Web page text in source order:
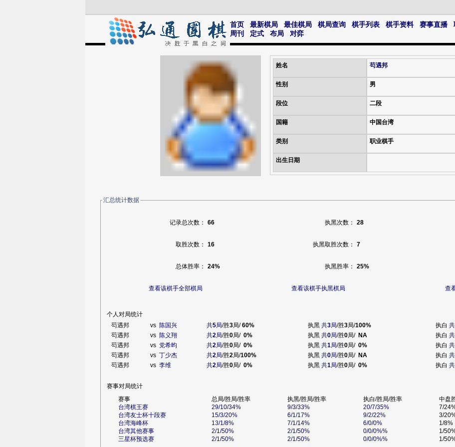
首页 最新棋局 最佳棋局 棋局查询 棋手列表 棋手资料 赛事直播
周刊
定式 布局 对弈
姓名 芶遇邦
性别 男
段位 二段
国籍 中国台湾
类别 职业棋手
出生日期
汇总统计数据
记录总次数： 66 执黑次数： 28
取胜次数： 16 执黑取胜次数： 7
总体胜率： 24% 执黑胜率： 25%
查看该棋手全部棋局 查看该棋手执黑棋局 查
个人对局统计
芶遇邦
vs 陈国兴 共5局/胜3局/60% 执黑 共3局/胜3局/100% 执白 共
芶遇邦
vs 陈义翔 共2局/胜0局/0% 执黑 共0局/胜0局/NA 执白 共
芶遇邦
vs 党希昀 共2局/胜0局/0% 执黑 共1局/胜0局/0% 执白 共
芶遇邦
vs 丁少杰 共2局/胜2局/100% 执黑 共0局/胜0局/NA 执白 共
芶遇邦
vs 李维 共2局/胜0局/0% 执黑 共1局/胜0局/0% 执白 共
赛事对局统计
赛事
总局/胜局/胜率 执黑/胜局/胜率 执白/胜局/胜率 中盘
台湾棋王赛
29/10/34% 9/3/33% 20/7/35% 7/
台湾友士杯十段赛
15/3/20% 6/1/17% 9/2/22% 3/
台湾海峰杯
13/1/8% 7/1/14% 6/0/0% 1/8%
台湾其他赛事
2/1/50% 2/1/50% 0/0/0%% 1/
三星杯预选赛
2/1/50% 2/1/50% 0/0/0%% 1/